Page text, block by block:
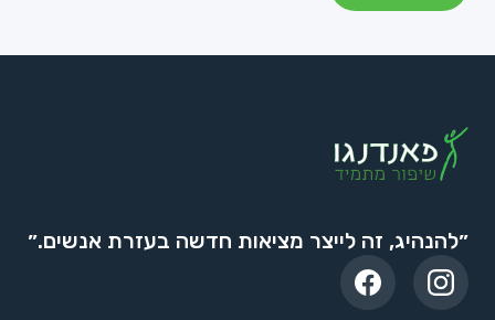
״להנהיג, זה לייצר מציאות חדשה בעזרת אנשים.״